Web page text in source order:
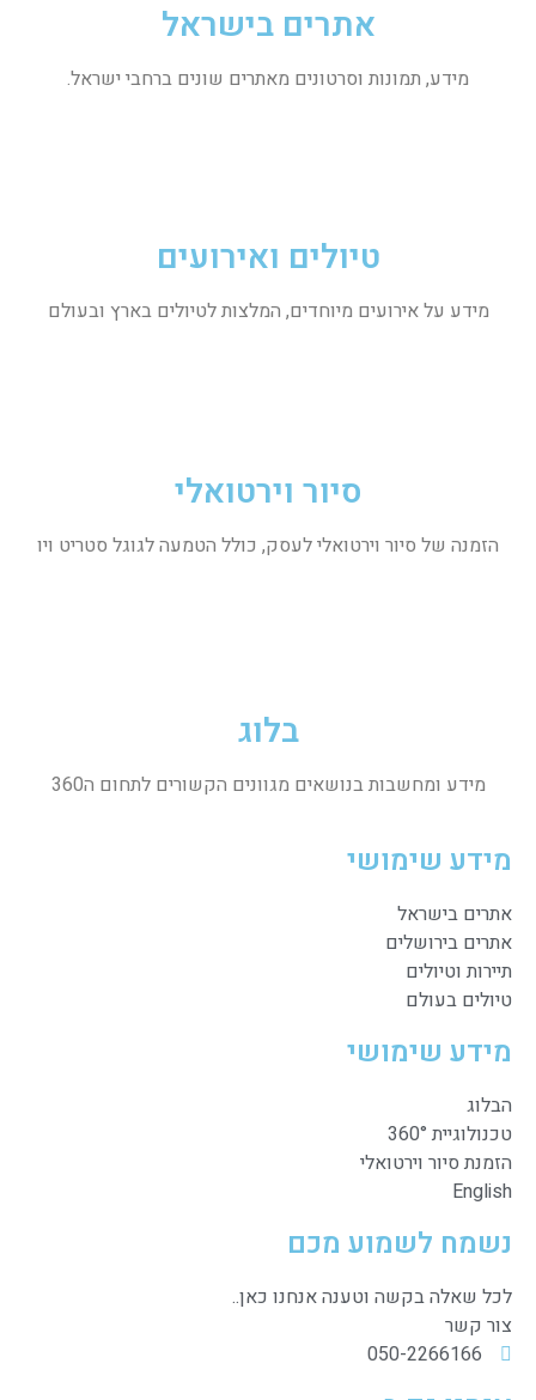
אתרים בישראל
מידע, תמונות וסרטונים מאתרים שונים ברחבי ישראל.
טיולים ואירועים
מידע על אירועים מיוחדים, המלצות לטיולים בארץ ובעולם
סיור וירטואלי
הזמנה של סיור וירטואלי לעסק, כולל הטמעה לגוגל סטריט ויו
בלוג
מידע ומחשבות בנושאים מגוונים הקשורים לתחום ה360
מידע שימושי
אתרים בישראל
אתרים בירושלים
תיירות וטיולים
טיולים בעולם
מידע שימושי
הבלוג
טכנולוגיית 360°
הזמנת סיור וירטואלי
English
נשמח לשמוע מכם
לכל שאלה בקשה וטענה אנחנו כאן..
צור קשר
050-2266166